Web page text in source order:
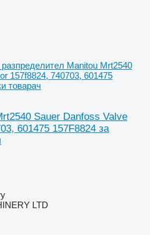
разпределител Manitou Mrt2540
157f8824, 740703, 601475
товарач
Sauer Danfoss Valve
601475 157F8824 за
LTD